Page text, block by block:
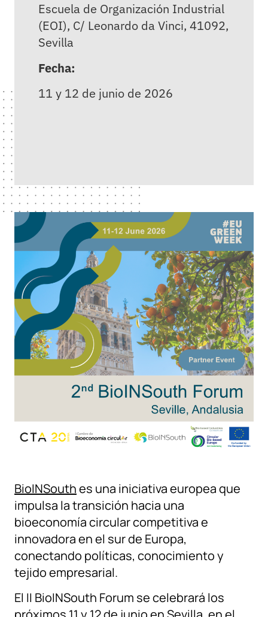
Escuela de Organización Industrial
(EOI), C/ Leonardo da Vinci, 41092,
Sevilla
Fecha:
11 y 12 de junio de 2026
BioINSouthes una iniciativa europea que
impulsa la transición hacia una
bioeconomía circular competitiva e
innovadora en el sur de Europa,
conectando políticas, conocimiento y
tejido empresarial.
El II BioINSouth Forum se celebrará los